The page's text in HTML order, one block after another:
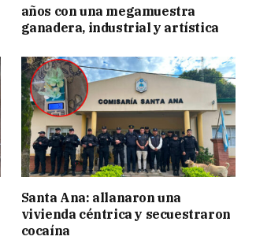
años con una megamuestra
ganadera, industrial y artística
Santa Ana: allanaron una
vivienda céntrica y secuestraron
cocaína